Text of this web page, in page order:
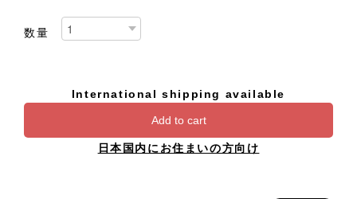
数量
International shipping available
Add to cart
日本国内にお住まいの方向け